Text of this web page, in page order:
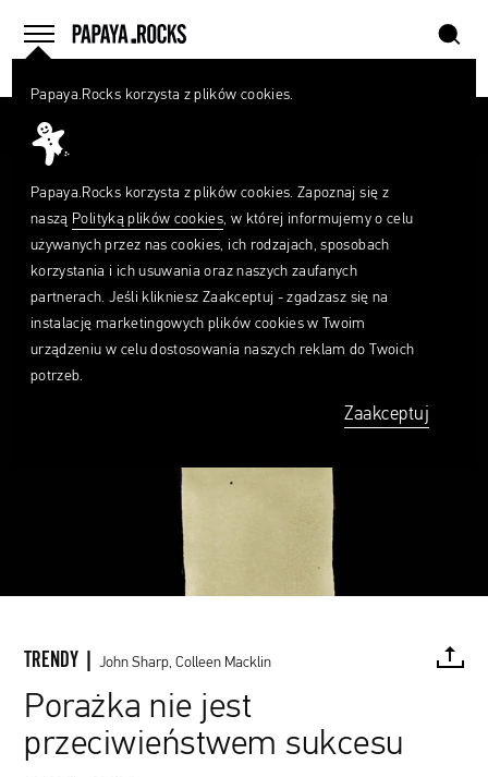
menu
home szukaj
TRENDY | John Sharp, Colleen Macklin
Porażka nie jest
przeciwieństwem sukcesu
Papaya.Rocks korzysta z plików cookies.
Papaya.Rocks korzysta z plików cookies. Zapoznaj się z
naszą Polityką plików cookies, w której informujemy o celu
używanych przez nas cookies, ich rodzajach, sposobach
korzystania i ich usuwania oraz naszych zaufanych
partnerach. Jeśli klikniesz Zaakceptuj - zgadzasz się na
instalację marketingowych plików cookies w Twoim
urządzeniu w celu dostosowania naszych reklam do Twoich
potrzeb.
Zaakceptuj
Czego
szukasz?